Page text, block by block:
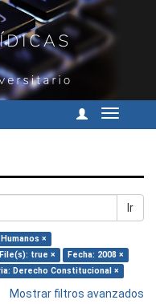
Cambiar
Ir
×
true ×
Fecha: 2008 ×
Derecho Constitucional ×
Mostrar filtros avanzados